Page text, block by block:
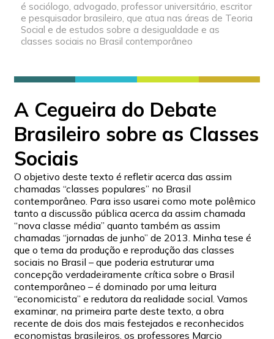
é sociólogo, advogado, professor universitário, escritor
e pesquisador brasileiro, que atua nas áreas de Teoria
Social e de estudos sobre a desigualdade e as
classes sociais no Brasil contemporâneo
A Cegueira do Debate
Brasileiro sobre as Classes
Sociais
O objetivo deste texto é refletir acerca das assim
chamadas “classes populares” no Brasil
contemporâneo. Para isso usarei como mote polêmico
tanto a discussão pública acerca da assim chamada
“nova classe média” quanto também as assim
chamadas “jornadas de junho” de 2013. Minha tese é
que o tema da produção e reprodução das classes
sociais no Brasil – que poderia estruturar uma
concepção verdadeiramente crítica sobre o Brasil
contemporâneo – é dominado por uma leitura
“economicista” e redutora da realidade social. Vamos
examinar, na primeira parte deste texto, a obra
recente de dois dos mais festejados e reconhecidos
economistas brasileiros, os professores Marcio